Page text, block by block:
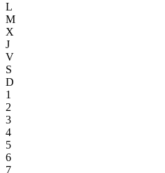
L
M
X
J
V
S
D
1
2
3
4
5
6
7